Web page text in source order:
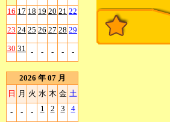
16 17 18 19 20 21 22
23 24 25 26 27 28 29
30 31 - - - - -
2026 年 07 月
日 月 火 水 木 金 土
- - - 1 2 3 4